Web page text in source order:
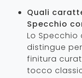
Quali
Specchio
Lo
distingue
finitura
tocco